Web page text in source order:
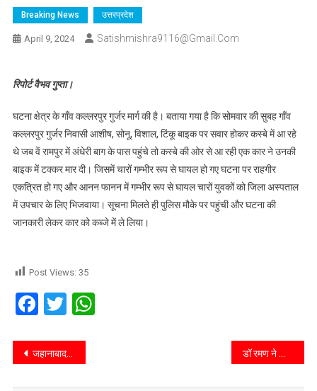
Breaking News उत्तरप्रदेश
April 9, 2024 Satishmishra9116@gmail.com
रिपोर्ट वैभव गुप्ता।
घटना क्षेत्र के गाँव कल्लरपुर गुर्जर मार्ग की है। बताया गया है कि सोमवार की सुबह गाँव
कल्लरपुर गुर्जर निवासी आशीष, सोनू, विशाल, टिंकू बाइक पर सवार होकर कस्बे में आ रहे
थे जब वें रामपुर में अंधेरी बाग के पास पहुंचे तो कस्बे की ओर से आ रही एक कार ने उनकी
बाइक में टक्कर मार दी। जिसमें चारों गम्भीर रूप से घायल हो गए घटना पर राहगीर
एकत्रित हो गए और आनन फानन में गम्भीर रूप से घायल चारों युवकों को जिला अस्पताल
में उपचार के लिए भिजवाया। सूचना मिलते ही पुलिस मौके पर पहुंची और घटना की
जानकारी लेकर कार को कब्जे में ले लिया।
Post Views: 35
Facebook
TwitterWhatsApp
जहानाबाद जिला पदाधिकारी ने घोषी विधान सभा क्षेत्र के विभिन्न मतदान के॑द्रो का किया निरीक्षण।